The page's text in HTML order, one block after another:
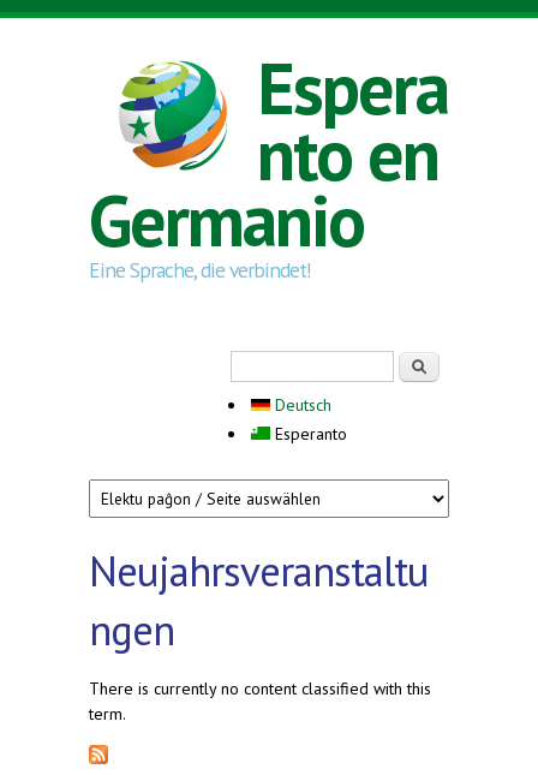
Skip to main content
Espera
nto en
Germanio
Eine Sprache, die verbindet!
Deutsch
Esperanto
Neujahrsveranstaltu
ngen
There is currently no content classified with this
term.